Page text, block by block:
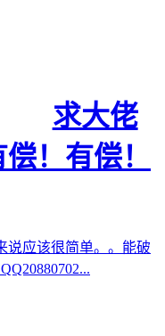
求大佬
！有偿！
说应该很简单。。能破